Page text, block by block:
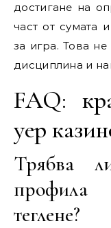
достигане на
част от сумата
за игра. Това не
дисциплина и
FAQ:
yep
Трябва
теглене?